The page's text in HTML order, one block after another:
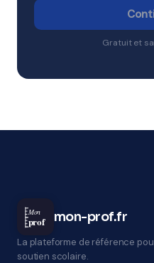
Gratuit et
Mon
prof mon-prof.fr
La plateforme de référence
soutien scolaire.